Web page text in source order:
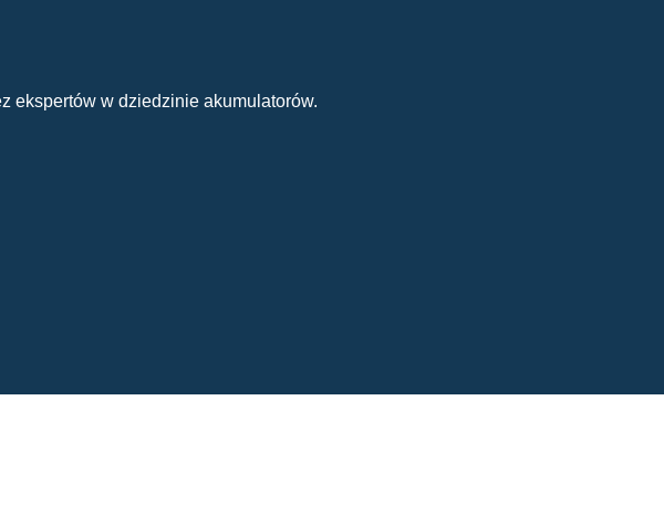
ekspertów w dziedzinie akumulatorów.